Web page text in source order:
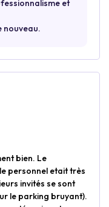
et
nouveau.
bien. Le
personnel etait très
invités se sont
le parking bruyant).